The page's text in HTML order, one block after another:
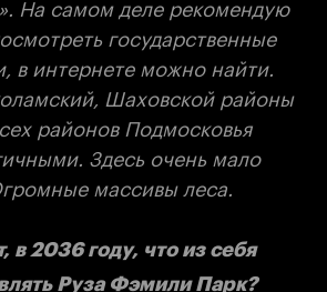
государственные
в интернете можно найти.
Шаховской районы
районов Подмосковья
Здесь очень мало
массивы леса.
в 2036 году, что из себя
Руза Фэмили Парк?